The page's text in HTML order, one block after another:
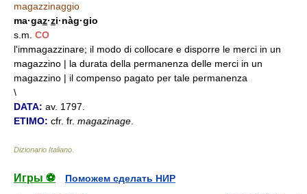
magazzinaggio
ma·gaz·zi·nàg·gio
s.m. CO
l'immagazzinare; il modo di collocare e disporre le merci in un
magazzino | la durata della permanenza delle merci in un
magazzino | il compenso pagato per tale permanenza
\
DATA: av. 1797.
ETIMO: cfr. fr. magazinage
Dizionario Italiano
Игры ⚽
Поможем сделать НИР